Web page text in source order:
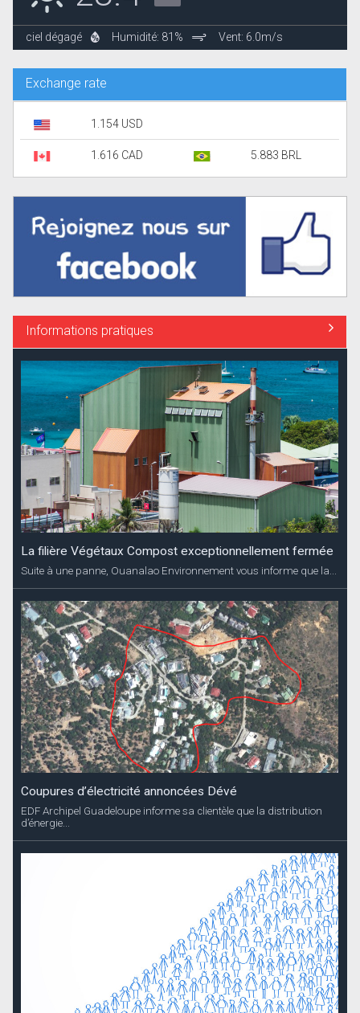
ciel dégagé Humidité: 81% Vent: 6.0m/s
Exchange rate
1.154 USD
1.616 CAD 5.883 BRL
Informations pratiques
La filière Végétaux Compost exceptionnellement fermée
Suite à une panne, Ouanalao Environnement vous informe que la...
Coupures d’électricité annoncées Dévé
EDF Archipel Guadeloupe informe sa clientèle que la distribution
d’énergie...